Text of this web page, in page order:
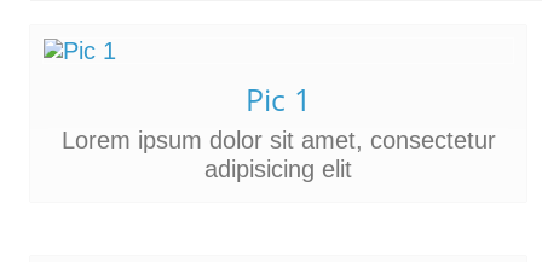
Pic 1
Lorem ipsum dolor sit amet, consectetur
adipisicing elit